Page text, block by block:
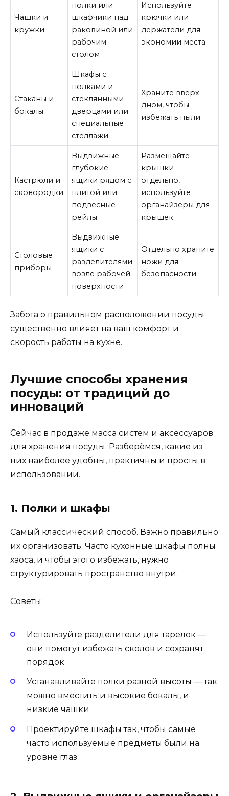
Чашки и
кружки
полки или
шкафчики над
раковиной или
рабочим
столом
Используйте
крючки или
держатели для
экономии места
Стаканы и
бокалы
Шкафы с
полками и
стеклянными
дверцами или
специальные
стеллажи
Храните вверх
дном, чтобы
избежать пыли
Кастрюли и
сковородки
Выдвижные
глубокие
ящики рядом с
плитой или
подвесные
рейлы
Размещайте
крышки
отдельно,
используйте
органайзеры для
крышек
Столовые
приборы
Выдвижные
ящики с
разделителями
возле рабочей
поверхности
Отдельно храните
ножи для
безопасности
Забота о правильном расположении посуды
существенно влияет на ваш комфорт и
скорость работы на кухне.
Лучшие способы хранения
посуды: от традиций до
инноваций
Сейчас в продаже масса систем и аксессуаров
для хранения посуды. Разберёмся, какие из
них наиболее удобны, практичны и просты в
использовании.
1. Полки и шкафы
Самый классический способ. Важно правильно
их организовать. Часто кухонные шкафы полны
хаоса, и чтобы этого избежать, нужно
структурировать пространство внутри.
Советы:
Используйте разделители для тарелок —
они помогут избежать сколов и сохранят
порядок
Устанавливайте полки разной высоты — так
можно вместить и высокие бокалы, и
низкие чашки
Проектируйте шкафы так, чтобы самые
часто используемые предметы были на
уровне глаз